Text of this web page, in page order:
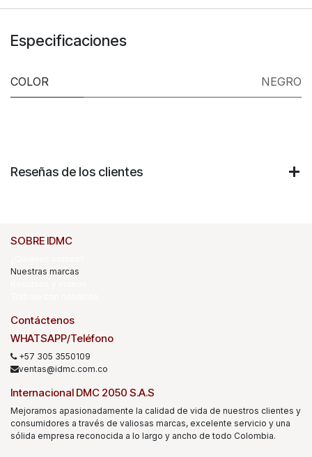
Especificaciones
COLOR NEGRO
Reseñas de los clientes
SOBRE IDMC
Nuestras marcas
Contáctenos
WHATSAPP/Teléfono
+57 305 3550109
ventas@idmc.com.co
Internacional DMC 2050 S.A.S
Mejoramos apasionadamente la calidad de vida de nuestros clientes y
consumidores a través de valiosas marcas, excelente servicio y una
sólida empresa reconocida a lo largo y ancho de todo Colombia.